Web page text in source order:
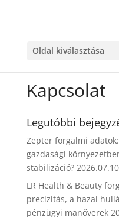
Oldal kiválasztása
Kapcsolat
Legutóbbi
Zepter forgalmi
gazdasági
stabilizáció?
LR Health & Beauty
precizitás, a hazai
pénzügyi manőverek